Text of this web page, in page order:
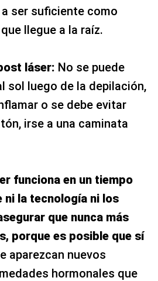
a ser suficiente como
llegue a la raíz.
láser: No se puede
sol luego de la depilación,
o se debe evitar
irse a una caminata
funciona en un tiempo
ni la tecnología ni los
que nunca más
porque es posible que sí
aparezcan nuevos
hormonales que